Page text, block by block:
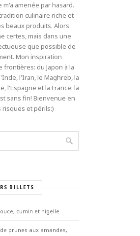
m'a amenée par hasard.
culinaire riche et
beaux produits. Alors
certes, mais dans une
que possible de
Mon inspiration
frontières: du Japon à la
l'Iran, le Maghreb, la
l'Espagne et la France: la
sans fin! Bienvenue en
risques et périls:)
BILLETS
cumin et nigelle
prunes aux amandes,